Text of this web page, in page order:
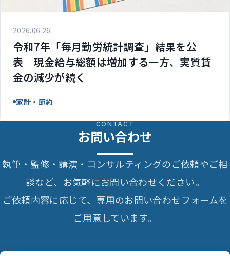
2026.06.26
令和7年「毎月勤労統計調査」結果を公
表 現金給与総額は増加する一方、実質賃
金の減少が続く
家計・節約
CONTACT
お問い合わせ
執筆・監修・講演・コンサルティングのご依頼やご相
談など、お気軽にお問い合わせください。
ご依頼内容に応じて、専用のお問い合わせフォームを
ご用意しています。